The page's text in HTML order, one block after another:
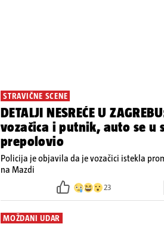
STRAVIČNE SCENE
DETALJI NESREĆE U
vozačica i putnik, auto se u
prepolovio
Policija je objavila da je vozačici istekla
na Mazdi
23
MOŽDANI UDAR